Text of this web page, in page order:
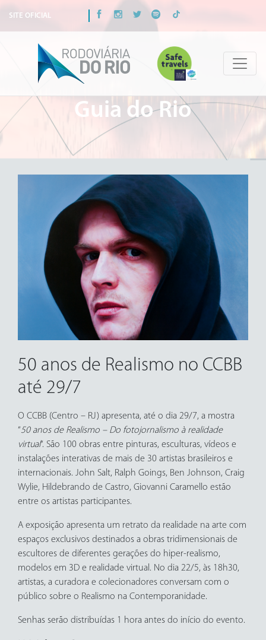
SITE OFICIAL
Guia do Rio
50 anos de Realismo no CCBB
até 29/7
O CCBB (Centro – RJ) apresenta, até o dia 29/7, a mostra
“50 anos de Realismo – Do fotojornalismo à realidade
virtual“. São 100 obras entre pinturas, esculturas, vídeos e
instalações interativas de mais de 30 artistas brasileiros e
internacionais. John Salt, Ralph Goings, Ben Johnson, Craig
Wylie, Hildebrando de Castro, Giovanni Caramello estão
entre os artistas participantes.
A exposição apresenta um retrato da realidade na arte com
espaços exclusivos destinados a obras tridimensionais de
escultores de diferentes gerações do hiper-realismo,
modelos em 3D e realidade virtual. No dia 22/5, às 18h30,
artistas, a curadora e colecionadores conversam com o
público sobre o Realismo na Contemporanidade.
Senhas serão distribuídas 1 hora antes do início do evento.